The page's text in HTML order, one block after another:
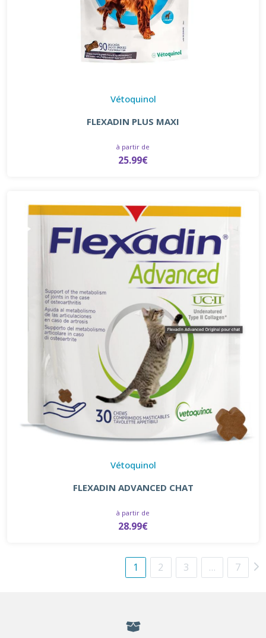
Vétoquinol
FLEXADIN PLUS MAXI
à partir de
25.99€
Vétoquinol
FLEXADIN ADVANCED CHAT
à partir de
28.99€
1 2 3 … 7